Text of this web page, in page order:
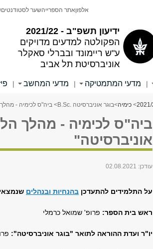
ידיעון תשפ"ב - 2021/22
הפקולטה למדעים מדויקים
ע"ש ריימונד ובברלי סאקלר
אוניברסיטת תל אביב
אלפוןאתר הספרייהשער לסטודנטים
| מדעי המתמטיקה | מדעי המחשב |
> כימיה>בוגר אוניברסיטה .B.Sc > ביה"ס לכימיה - מהלך
ביה"ס לכימיה - מהלך
אוניברסיטה"
עודכן: 02.08.2021
על התלמידים להתעדכן בהנחיות ובנהלים
ראש בית הספר: פרופ' שמואל כרמלי
יו"ר ועדת ההוראה לתואר "בוגר אוניברסיטה":